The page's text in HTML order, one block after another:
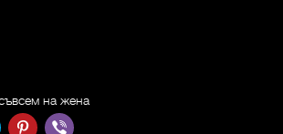
на жена